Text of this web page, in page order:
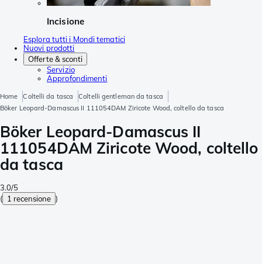
Incisione
Esplora tutti i Mondi tematici
Nuovi prodotti
Offerte & sconti
Servizio
Approfondimenti
Home Coltelli da tasca
Coltelli gentleman da tasca
Böker Leopard-Damascus II 111054DAM Ziricote Wood, coltello da tasca
Böker Leopard-Damascus II
111054DAM Ziricote Wood, coltello
da tasca
3.0/5
( 1 recensione )